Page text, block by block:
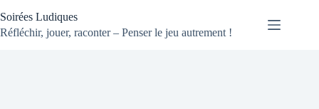
au
contenu
Soirées Ludiques
Réfléchir, jouer, raconter – Penser le jeu autrement !